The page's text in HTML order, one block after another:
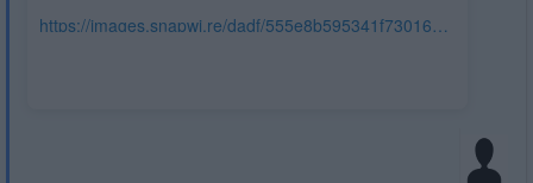
https://images.snapwi.re/dadf/555e8b595341f7301661b43a.w800.jpg